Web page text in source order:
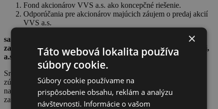
Fond akcionárov VVS a.s. ako koncepčné riešenie.
Odporúčania pre akcionárov majúcich záujem o predaj akcií
VVS a.s.
sa uskutoční dňa 06.08.2020 (štvrtok) o 14.00 hod. vo veľkej
zasadačke, v sídle Východoslovenskej vodárenskej spoločnosti,
a.s. na ul. Komenského č. 50 v Košiciach.
Srdečne Vás všetkých pozývame! Budeme radi ak sa stretnutia
zúčastní čo najviac akcionárov, aby sme mali možnosť v čo
najširšom kruhu diskutovať o aktuálnych témach, ktoré Vás
zaujímajú.
×
Táto webová lokalita používa
súbory cookie.
Súbory cookie používame na
prispôsobenie obsahu, reklám a analýzu
návštevnosti. Informácie o vašom